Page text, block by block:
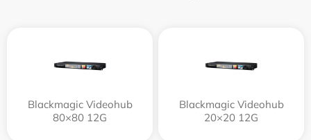
Blackmagic Videohub
80×80 12G
Blackmagic Videohub
20×20 12G